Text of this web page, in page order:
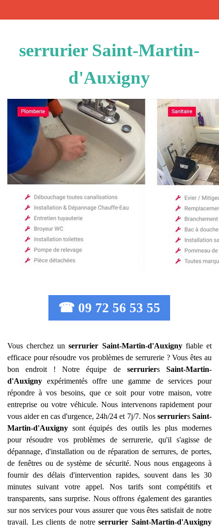
serrurier Saint-Martin-
d'Auxigny
☎ 09 72 56 53 55
Vous cherchez unserrurier Saint-Martin-d'Auxignyfiable et
efficace pour résoudre vos problèmes de serrurerie ? Vous êtes au
bon endroit ! Notre équipe de serruriers Saint-Martin-
d'Auxigny expérimentés offre une gamme de services pour
répondre à vos besoins, que ce soit pour votre maison, votre
entreprise ou votre véhicule. Nous intervenons rapidement pour
vous aider en cas d'urgence, 24h/24 et 7j/7. Nos serruriers Saint-
Martin-d'Auxigny sont équipés des outils les plus modernes
pour résoudre vos problèmes de serrurerie, qu'il s'agisse de
dépannage, d'installation ou de réparation de serrures, de portes,
de fenêtres ou de système de sécurité. Nous nous engageons à
fournir des délais d'intervention rapides, souvent dans les 30
minutes suivant votre appel. Nos tarifs sont compétitifs et
transparents, sans surprise. Nous offrons également des garanties
sur nos services pour vous assurer que vous êtes satisfait de notre
travail. Les clients de notreserrurier Saint-Martin-d'Auxigny